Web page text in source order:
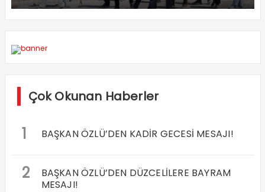
Çok Okunan Haberler
1 BAŞKAN ÖZLÜ’DEN KADİR GECESİ MESAJI!
2
BAŞKAN ÖZLÜ’DEN DÜZCELİLERE BAYRAM
MESAJI!